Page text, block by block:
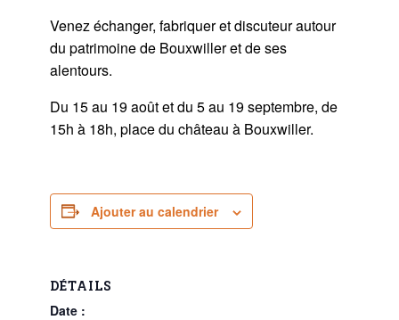
Venez échanger, fabriquer et discuteur autour
du patrimoine de Bouxwiller et de ses
alentours.
Du 15 au 19 août et du 5 au 19 septembre, de
15h à 18h, place du château à Bouxwiller.
Ajouter au calendrier
DÉTAILS
Date :